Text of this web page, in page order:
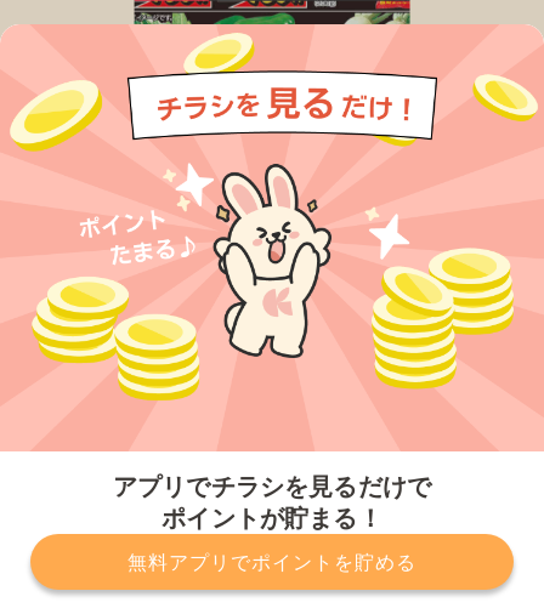
アプリでチラシを見るだけで
ポイントが貯まる！
無料アプリでポイントを貯める
プライバシーポリシー 利用規約
運営会社